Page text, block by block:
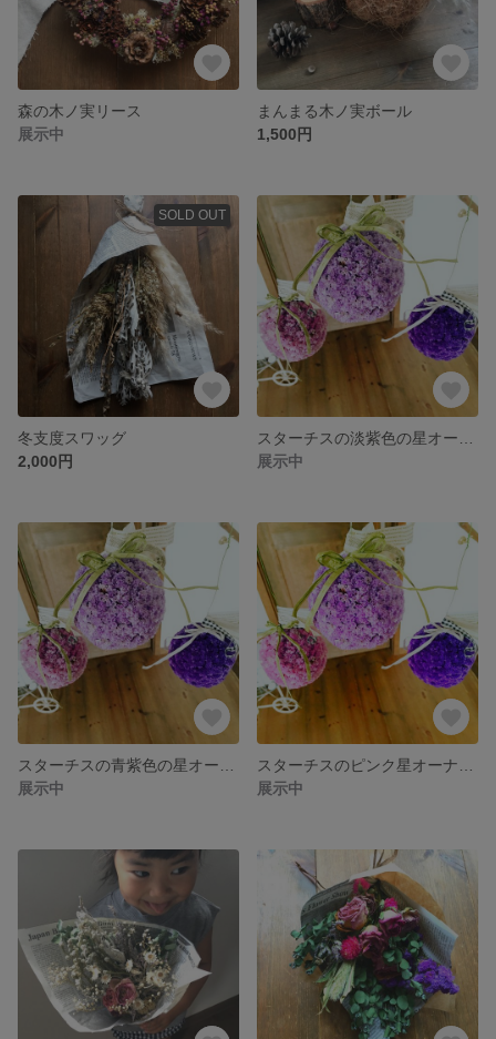
森の木ノ実リース
展示中
まんまる木ノ実ボール
1,500円
SOLD OUT
冬支度スワッグ
2,000円
展示中
展示中
展示中